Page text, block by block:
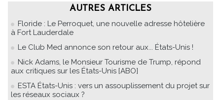
AUTRES ARTICLES
Floride : Le Perroquet, une nouvelle adresse hôtelière
à Fort Lauderdale
Le Club Med annonce son retour aux... États-Unis !
Nick Adams, le Monsieur Tourisme de Trump, répond
aux critiques sur les États-Unis [ABO]
ESTA États-Unis : vers un assouplissement du projet sur
les réseaux sociaux ?